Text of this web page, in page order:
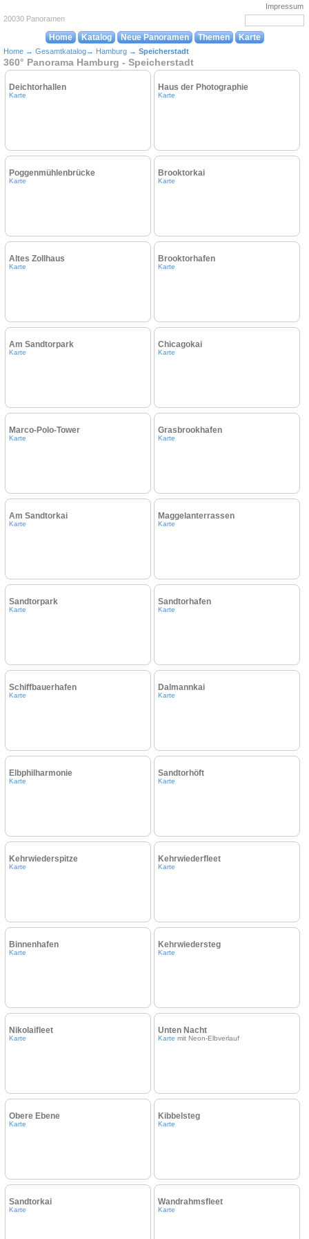
Impressum
20030 Panoramen
Home Katalog Neue Panoramen Themen Karte
Home → Gesamtkatalog→ Hamburg → Speicherstadt
360° Panorama Hamburg - Speicherstadt
Deichtorhallen
Karte
Haus der Photographie
Karte
Poggenmühlenbrücke
Karte
Brooktorkai
Karte
Altes Zollhaus
Karte
Brooktorhafen
Karte
Am Sandtorpark
Karte
Chicagokai
Karte
Marco-Polo-Tower
Karte
Grasbrookhafen
Karte
Am Sandtorkai
Karte
Maggelanterrassen
Karte
Sandtorpark
Karte
Sandtorhafen
Karte
Schiffbauerhafen
Karte
Dalmannkai
Karte
Elbphilharmonie
Karte
Sandtorhöft
Karte
Kehrwiederspitze
Karte
Kehrwiederfleet
Karte
Binnenhafen
Karte
Kehrwiedersteg
Karte
Nikolaifleet
Karte
Unten Nacht
Karte mit Neon-Elbverlauf
Obere Ebene
Karte
Kibbelsteg
Karte
Sandtorkai
Karte
Wandrahmsfleet
Karte